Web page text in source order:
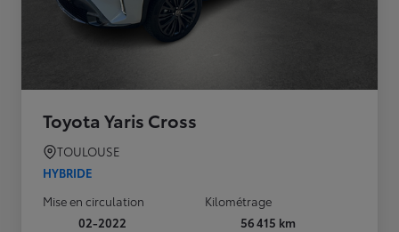
Toyota Yaris Cross
TOULOUSE
HYBRIDE
Mise en circulation
02-2022
Kilométrage
56 415 km